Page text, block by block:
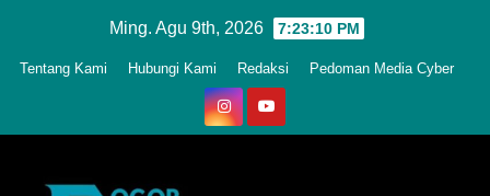
Ming. Agu 9th, 2026 7:23:13 PM
Tentang Kami Hubungi Kami Redaksi Pedoman Media Cyber